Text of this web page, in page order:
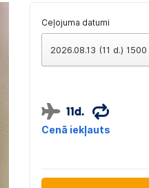
Ceļojuma datumi
2026.08.13 (11 d.)
11d.
Cenā iekļauts